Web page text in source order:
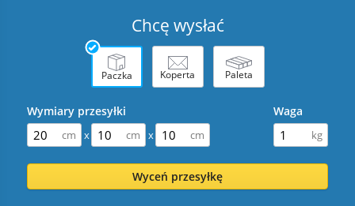
Chcę wysłać
Paczka Koperta Paleta
Wymiary przesyłki
x x
Waga
Wyceń przesyłkę